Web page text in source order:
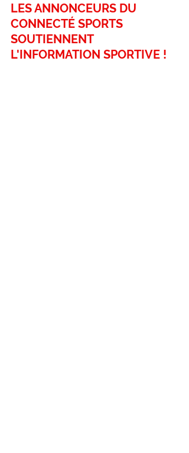
LES ANNONCEURS DU
CONNECTÉ SPORTS
SOUTIENNENT
L'INFORMATION SPORTIVE !